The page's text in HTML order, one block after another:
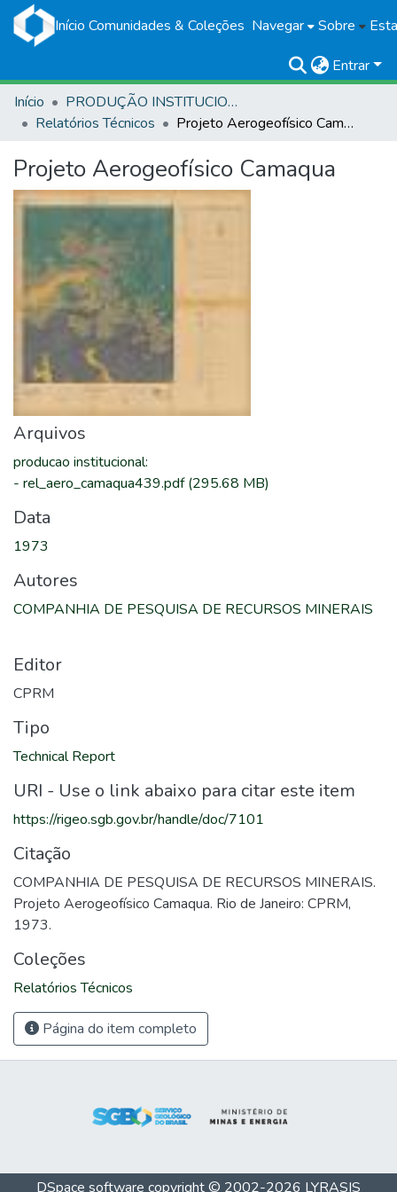
Início Comunidades & Coleções Navegar Sobre
Entrar
Início
PRODUÇÃO INSTITUCIONAL
Relatórios Técnicos
Projeto Aerogeofísico Camaqua
Projeto Aerogeofísico Camaqua
Arquivos
producao institucional:
- rel_aero_camaqua439.pdf(295.68 MB)
Data
1973
Autores
COMPANHIA DE PESQUISA DE RECURSOS MINERAIS
Editor
CPRM
Tipo
Technical Report
URI - Use o link abaixo para citar este item
https://rigeo.sgb.gov.br/handle/doc/7101
Citação
COMPANHIA DE PESQUISA DE RECURSOS MINERAIS.
Projeto Aerogeofísico Camaqua. Rio de Janeiro: CPRM,
1973.
Coleções
Relatórios Técnicos
Página do item completo
DSpace software copyright © 2002-2026 LYRASIS